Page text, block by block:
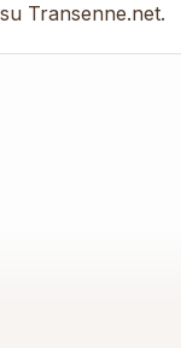
Transenne.net.